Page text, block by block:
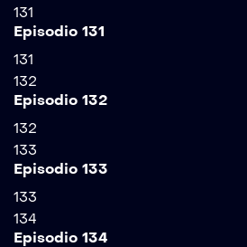
131
Episodio 131
131
132
Episodio 132
132
133
Episodio 133
133
134
Episodio 134